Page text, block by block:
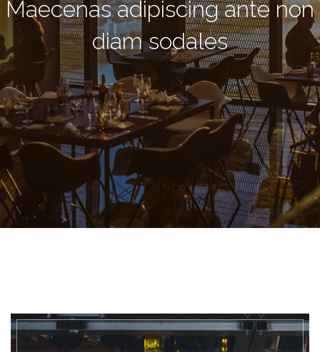
Maecenas adipiscing ante non
diam sodales